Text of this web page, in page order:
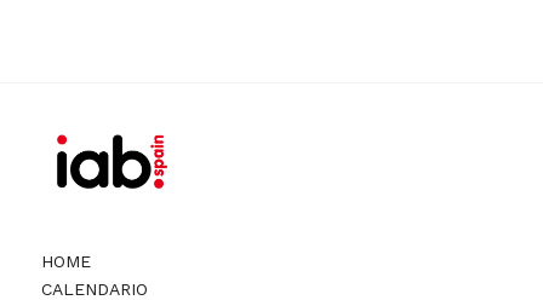
HOME
CALENDARIO